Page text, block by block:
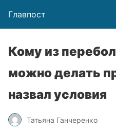
Главпост
Кому из
можно делать
назвал условия
Татьяна Ганчеренко